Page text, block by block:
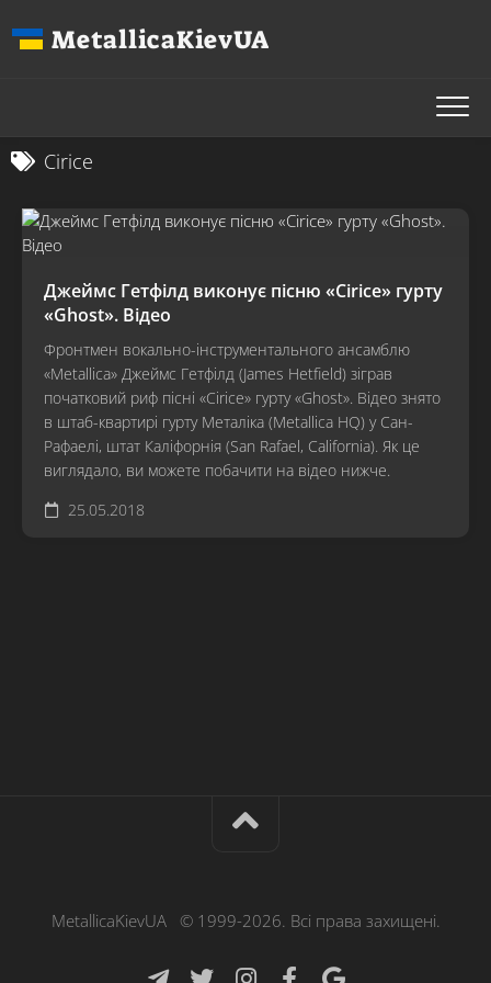
до
MetallicaKievUA
Cirice
Джеймс Гетфілд виконує пісню «Cirice» гурту
«Ghost». Відео
Фронтмен вокально-інструментального ансамблю
«Metallica» Джеймс Гетфілд (James Hetfield) зіграв
початковий риф пісні «Cirice» гурту «Ghost». Відео знято
в штаб-квартирі гурту Металіка (Metallica HQ) у Сан-
Рафаелі, штат Каліфорнія (San Rafael, California). Як це
виглядало, ви можете побачити на відео нижче.
25.05.2018
MetallicaKievUA © 1999-2026. Всі права захищені.